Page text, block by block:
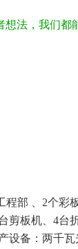
想法，我们都
部 、2个彩
剪板机、4台
设备：两千